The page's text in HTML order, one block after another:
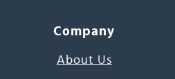
Company
About Us